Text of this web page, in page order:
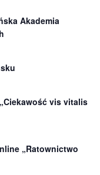
Akademia
vis vitalis
„Ratownictwo